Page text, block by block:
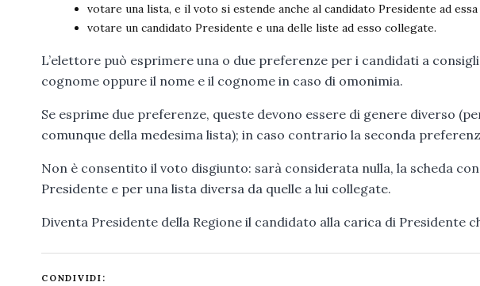
votare una lista, e il voto si estende anche al candidato Presidente ad
votare un candidato Presidente e una delle liste ad esso collegate.
L’elettore può esprimere una o due preferenze per i candidati a
cognome oppure il nome e il cognome in caso di omonimia.
Se esprime due preferenze, queste devono essere di genere diverso
comunque della medesima lista); in caso contrario la seconda
Non è consentito il voto disgiunto: sarà considerata nulla, la scheda
Presidente e per una lista diversa da quelle a lui collegate.
Diventa Presidente della Regione il candidato alla carica di Presidente
CONDIVIDI: